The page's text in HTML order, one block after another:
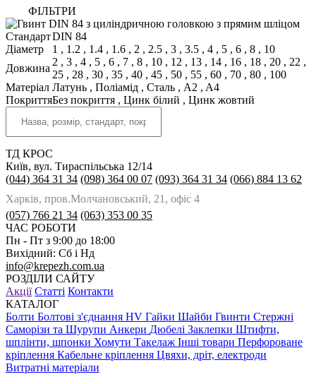
ФIЛЬТРИ
СтандартDIN 84
Діаметр
1 , 1.2 , 1.4 , 1.6 , 2 , 2.5 , 3 , 3.5 , 4 , 5 , 6 , 8 , 10
Довжина
2 , 3 , 4 , 5 , 6 , 7 , 8 , 10 , 12 , 13 , 14 , 16 , 18 , 20 , 22 ,
25 , 28 , 30 , 35 , 40 , 45 , 50 , 55 , 60 , 70 , 80 , 100
Матеріал Латунь , Поліамід , Сталь , A2 , A4
ПокриттяБез покриття , Цинк білий , Цинк жовтий
ТД КРОС
Київ, вул. Тираспільська 12/14
(044) 364 31 34 (098) 364 00 07 (093) 364 31 34 (066) 884 13 62
Харків, пров.Молчановський, 21, офіс 4
(057) 766 21 34 (063) 353 00 35
ЧАС РОБОТИ
Пн - Пт з 9:00 до 18:00
Вихідний: Сб і Нд
info@krepezh.com.ua
РОЗДІЛИ САЙТУ
Акції Статті Контакти
КАТАЛОГ
Болти Болтові з'єднання HV Гайки Шайби Гвинти Стержні
Саморізи та Шурупи Анкери Дюбелі Заклепки Штифти,
шплінти, шпонки Хомути Такелаж Інші товари Перфороване
кріплення Кабельне кріплення Цвяхи, дріт, електроди
Витратні матеріали